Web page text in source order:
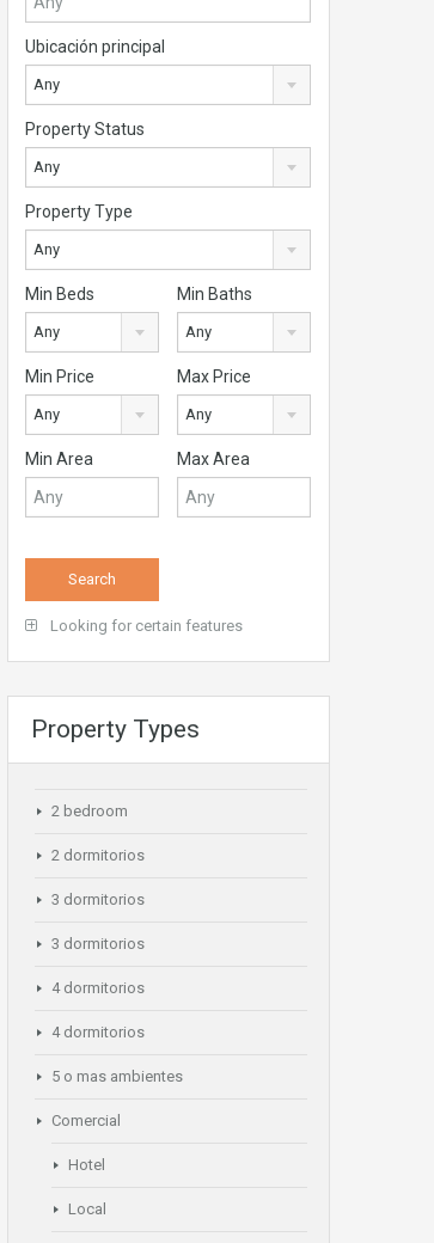
Ubicación principal
Any
Property Status
Any
Property Type
Any
Min Beds
Any
Min Baths
Any
Min Price
Any
Max Price
Any
Min Area Max Area
Looking for certain features
Property Types
2 bedroom
2 dormitorios
3 dormitorios
3 dormitorios
4 dormitorios
4 dormitorios
5 o mas ambientes
Comercial
Hotel
Local